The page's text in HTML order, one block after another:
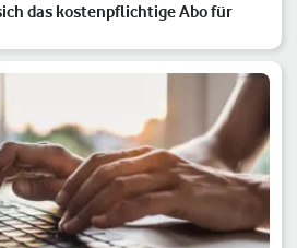
das kostenpflichtige Abo für